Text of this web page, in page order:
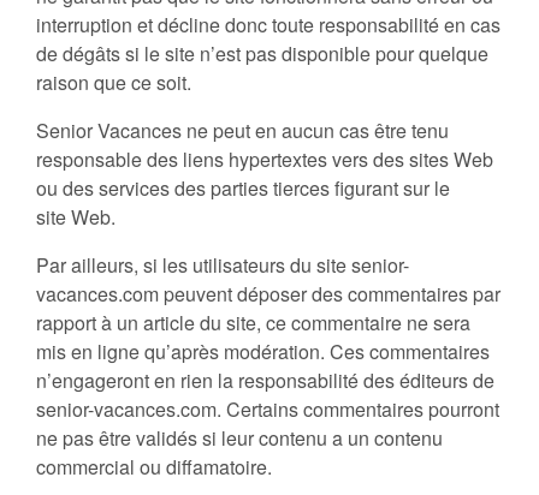
interruption et décline donc toute responsabilité en cas
de dégâts si le site n’est pas disponible pour quelque
raison que ce soit.
Senior Vacances ne peut en aucun cas être tenu
responsable des liens hypertextes vers des sites Web
ou des services des parties tierces figurant sur le
site Web.
Par ailleurs, si les utilisateurs du site senior-
vacances.com peuvent déposer des commentaires par
rapport à un article du site, ce commentaire ne sera
mis en ligne qu’après modération. Ces commentaires
n’engageront en rien la responsabilité des éditeurs de
senior-vacances.com. Certains commentaires pourront
ne pas être validés si leur contenu a un contenu
commercial ou diffamatoire.